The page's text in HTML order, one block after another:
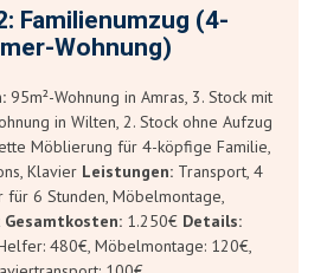
Familienumzug (4-
Wohnung)
95m²-Wohnung in Amras, 3. Stock mit
in Wilten, 2. Stock ohne Aufzug
Möblierung für 4-köpfige Familie,
Klavier Leistungen:Transport, 4
für 6 Stunden, Möbelmontage,
Gesamtkosten: 1.250€ Details:
480€, Möbelmontage: 120€,